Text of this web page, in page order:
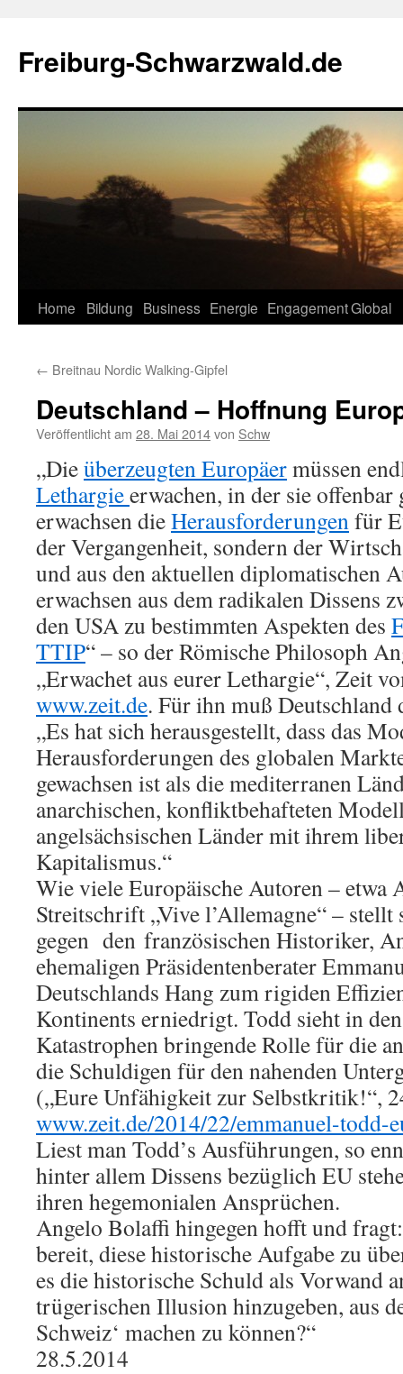
springen
Freiburg-Schwarzwald.de
Home Bildung Business Energie EngagementGlobal
← Breitnau Nordic Walking-Gipfel
Deutschland – Hoffnung
Veröffentlicht am 28. Mai 2014von Schw
„Dieüberzeugten Europäermüssen
Lethargieerwachen, in der sie
erwachsen dieHerausforderungenfür
der Vergangenheit, sondern der
und aus den aktuellen diplomatischen
erwachsen aus dem radikalen Dissens
den USA zu bestimmten Aspekten des
TTIP“ – so der Römische Philosoph
„Erwachet aus eurer Lethargie“, Zeit
www.zeit.de. Für ihn muß
„Es hat sich herausgestellt, dass das
Herausforderungen des globalen
gewachsen ist als die mediterranen
anarchischen, konfliktbehafteten
angelsächsischen Länder mit ihrem
Kapitalismus.“
Wie viele Europäische Autoren – etwa
Streitschrift „Vive l’Allemagne“ –
gegen den französischen Historiker,
ehemaligen Präsidentenberater
Deutschlands Hang zum rigiden
Kontinents erniedrigt. Todd sieht in
Katastrophen bringende Rolle für die
die Schuldigen für den nahenden
(„Eure Unfähigkeit zur Selbstkritik!“,
www.zeit.de/2014/22/emmanuel-todd-
Liest man Todd’s Ausführungen, so
hinter allem Dissens bezüglich EU
ihren hegemonialen Ansprüchen.
Angelo Bolaffi hingegen hofft und
bereit, diese historische Aufgabe zu
es die historische Schuld als Vorwand
trügerischen Illusion hinzugeben, aus
Schweiz‘ machen zu können?“
28.5.2014